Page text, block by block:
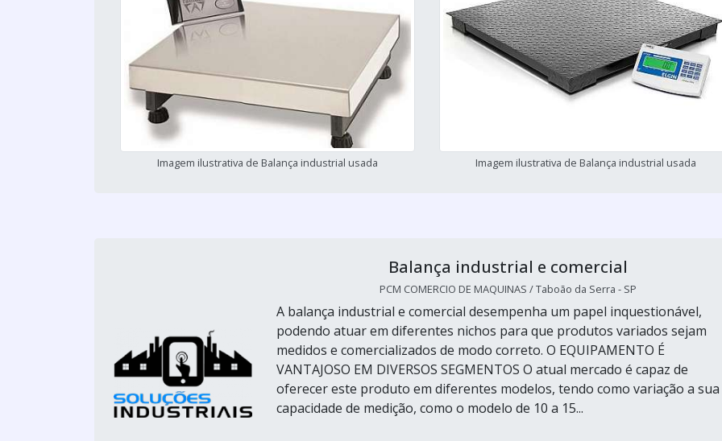
Imagem ilustrativa de Balança industrial usada Imagem ilustrativa de Balança industrial usada
Balança industrial e comercial
PCM COMERCIO DE MAQUINAS / Taboão da Serra - SP
A balança industrial e comercial desempenha um papel inquestionável,
podendo atuar em diferentes nichos para que produtos variados sejam
medidos e comercializados de modo correto. O EQUIPAMENTO É
VANTAJOSO EM DIVERSOS SEGMENTOS O atual mercado é capaz de
oferecer este produto em diferentes modelos, tendo como variação a sua
capacidade de medição, como o modelo de 10 a 15...